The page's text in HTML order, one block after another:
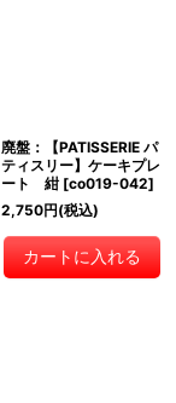
廃盤：【PATISSERIE パ
ティスリー】ケーキプレ
ート 紺 [co019-042]
2,750円(税込)
カートに入れる